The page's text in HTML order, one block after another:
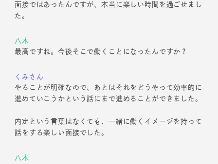
面接ではあったんですが、本当に楽しい時間を過ごせまし
た。
八木
最高ですね。今後そこで働くことになったんですか？
くみさん
やることが明確なので、あとはそれをどうやって効率的に
進めていこうかという話にまで進めることができました。
内定という言葉はなくても、一緒に働くイメージを持って
話をする楽しい面接でした。
八木